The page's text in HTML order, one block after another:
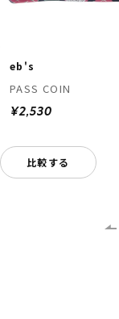
eb's
PASS COIN
¥2,530
比較する